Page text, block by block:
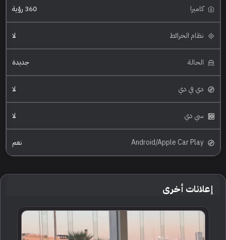
كاميرا 360 رؤية
نظام الخرائط لا
الحالة جديدة
دي في دي لا
سي دي لا
Android/Apple Car Play نعم
إعلانات أخرى